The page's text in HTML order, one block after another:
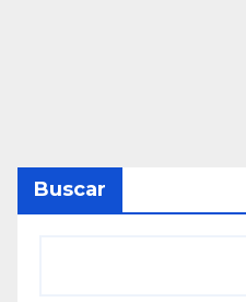
Buscar